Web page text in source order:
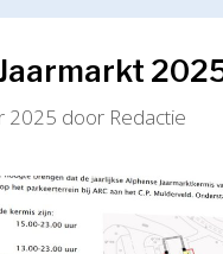
2025 door Redactie